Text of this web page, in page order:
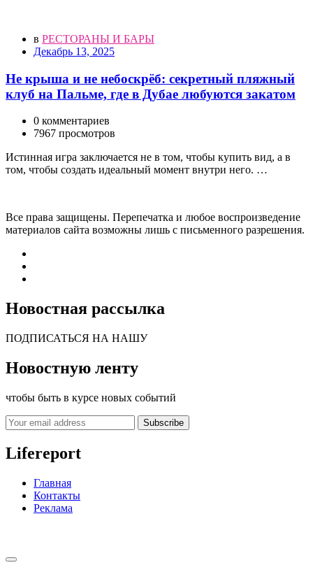
в РЕСТОРАНЫ И БАРЫ
Декабрь 13, 2025
Не крыша и не небоскрёб: секретный пляжный
клуб на Пальме, где в Дубае любуются закатом
0 комментариев
7967 просмотров
Истинная игра заключается не в том, чтобы купить вид, а в
том, чтобы создать идеальный момент внутри него. …
Все права защищены. Перепечатка и любое воспроизведение
материалов сайта возможны лишь с письменного разрешения.
Новостная рассылка
ПОДПИСАТЬСЯ НА НАШУ
Новостную ленту
чтобы быть в курсе новых событий
Subscribe
Lifereport
Главная
Контакты
Реклама